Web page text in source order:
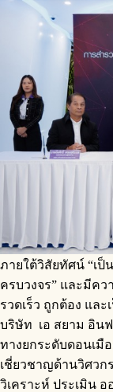
ภายใต้วิสัยทัศน์ “เป็
ครบวงจร” และมีค
รวดเร็ว ถูกต้อง และ
บริษัท เอ สยาม อินฟ
ทางยกระดับดอนเมื
เชี่ยวชาญด้านวิศวก
วิเคราะห์ ประเมิน